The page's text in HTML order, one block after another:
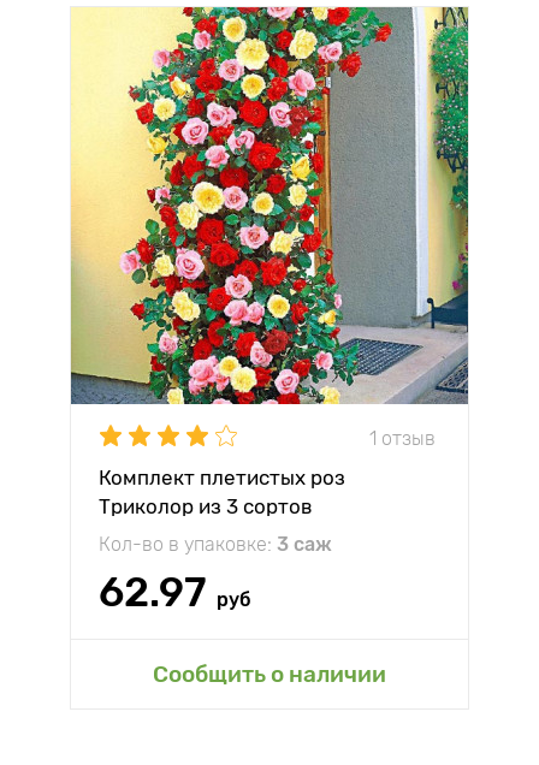
1 отзыв
Комплект плетистых роз
Триколор из 3 сортов
Кол-во в упаковке: 3 саж
62.97 руб
Сообщить о наличии